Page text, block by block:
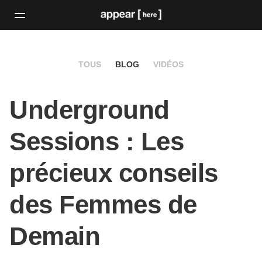
TOUS BLOG VIDÉOS
Underground
Sessions : Les
précieux conseils
des Femmes de
Demain